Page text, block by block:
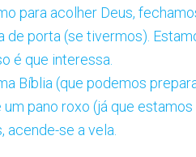
para acolher Deus,
porta (se tivermos).
é que interessa.
Bíblia (que podemos
pano roxo (já que estamos
se a vela.